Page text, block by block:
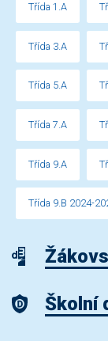
Třída 1.A
Třída 3.A
Třída 5.A
Třída 7.A
Třída 9.A
Třída 9.B 2024-
Školní